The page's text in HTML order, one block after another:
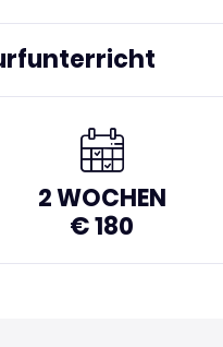
2 WOCHEN
€ 180